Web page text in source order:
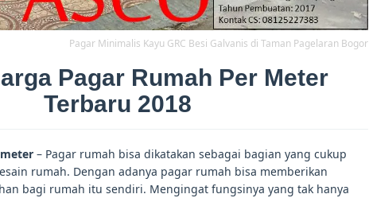
Pagar Minimalis Kayu GRC Besi Galvanis di Taman Pagelaran Bogor
Pagar Rumah Per Meter
Terbaru 2018
– Pagar rumah bisa dikatakan sebagai bagian yang cukup
rumah. Dengan adanya pagar rumah bisa memberikan
bagi rumah itu sendiri. Mengingat fungsinya yang tak hanya